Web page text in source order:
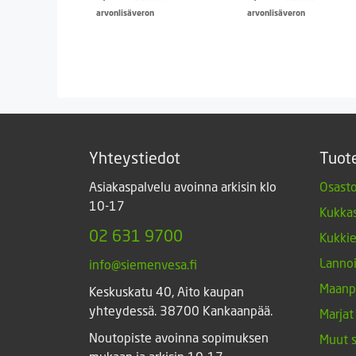
arvonlisäveron
arvonlisäveron
Yhteystiedot
Asiakaspalvelu avoinna arkisin klo
10-17
02 631 9700
info@siemenvesa.fi
Keskuskatu 40, Aito kaupan
yhteydessä. 38700 Kankaanpää.
Noutopiste avoinna sopimuksen
Muut